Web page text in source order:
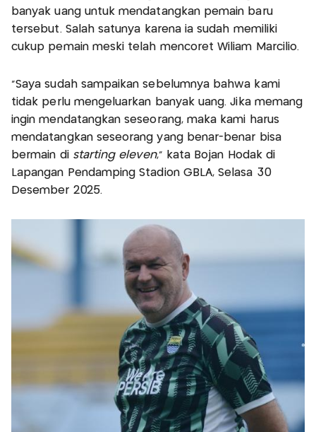
banyak uang untuk mendatangkan pemain baru
tersebut. Salah satunya karena ia sudah memiliki
cukup pemain meski telah mencoret Wiliam Marcilio.
“Saya sudah sampaikan sebelumnya bahwa kami
tidak perlu mengeluarkan banyak uang. Jika memang
ingin mendatangkan seseorang, maka kami harus
mendatangkan seseorang yang benar-benar bisa
bermain di starting eleven,” kata Bojan Hodak di
Lapangan Pendamping Stadion GBLA, Selasa 30
Desember 2025.